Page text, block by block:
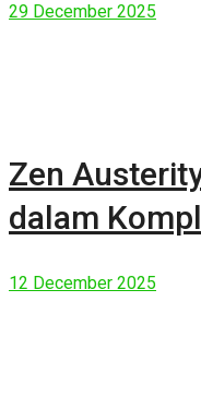
29 December 2025
Zen
dalam
12 December 2025